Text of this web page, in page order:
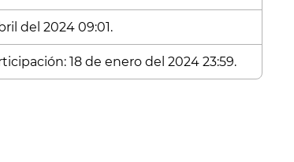
del 2024 09:01.
18 de enero del 2024 23:59.